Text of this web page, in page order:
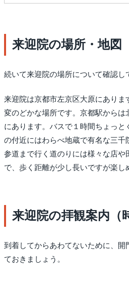
来迎院の場所・地図
続いて来迎院の場所について確認し
来迎院は京都市左京区大原にありま
変のどかな場所です。京都駅からは
にあります。バスで１時間ちょっ
の付近にはわらべ地蔵で有名な三千
参道まで行く道のりには様々な店や
で、歩く距離が少し長いですが楽し
来迎院の拝観案内（
到着してからあわてないために、開
ておきましょう。